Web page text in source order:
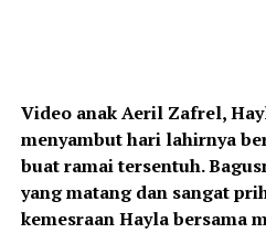
Video anak Aeril Zafrel,
menyambut hari lahirnya
buat ramai tersentuh.
yang matang dan sangat
kemesraan Hayla bersama